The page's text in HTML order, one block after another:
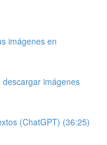
imágenes en
descargar imágenes
(ChatGPT) (36:25)